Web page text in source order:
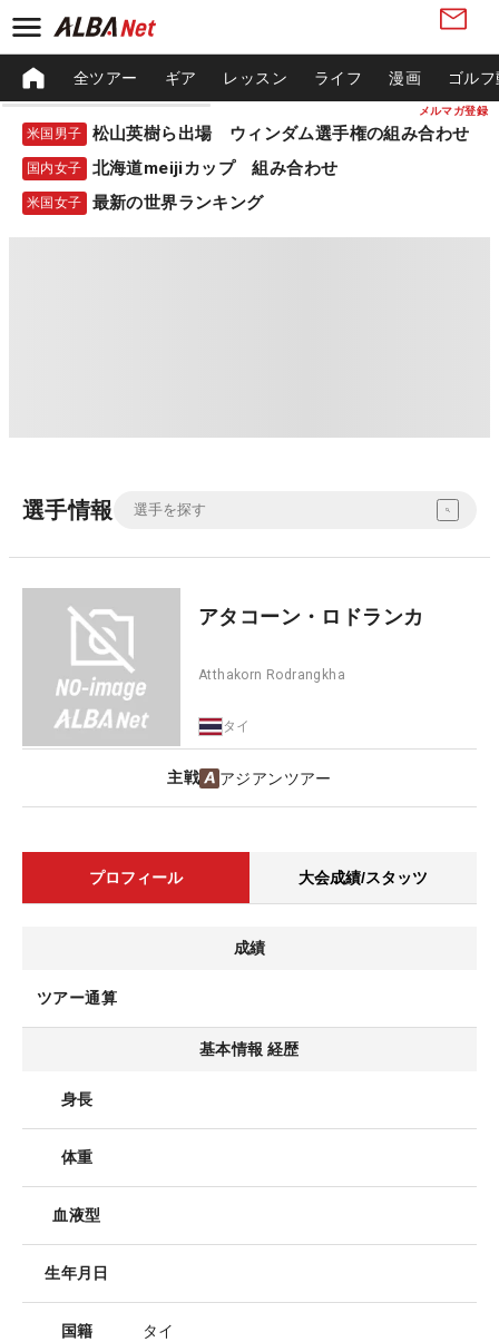
メルマガ登録
全ツアー ギア レッスン ライフ 漫画 ゴル
米国男子 松山英樹ら出場 ウィンダム選手権の組み合わせ
国内女子 北海道meijiカップ 組み合わせ
米国女子 最新の世界ランキング
選手情報
アタコーン・ロドランカ
Atthakorn Rodrangkha
タイ
主戦 アジアンツアー
プロフィール 大会成績/スタッツ
成績
ツアー通算
基本情報 経歴
身長
体重
血液型
生年月日
国籍 タイ